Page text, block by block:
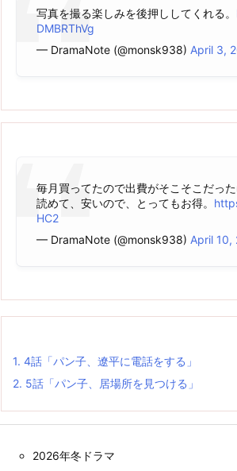
写真を撮る楽しみを後押ししてくれる。
DMBRThVg
— DramaNote (@monsk938) April 3,
毎月買ってたので出費がそこそこだっ
読めて、安いので、とってもお得。
HC2
— DramaNote (@monsk938) April 10,
1. 4話「パン子、遼平に電話をする」
2. 5話「パン子、居場所を見つける」
2026年冬ドラマ